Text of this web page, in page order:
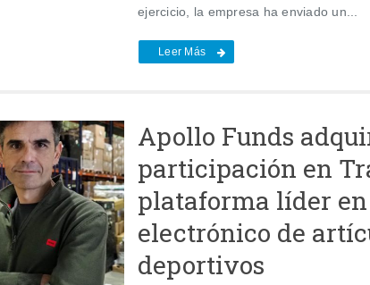
ejercicio, la empresa ha enviado un...
Leer Más
Apollo Funds
participación en
plataforma líder
electrónico de
deportivos